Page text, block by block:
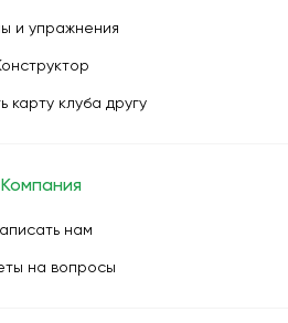
и упражнения
карту клуба другу
Компания
нам
на вопросы